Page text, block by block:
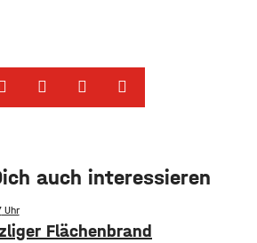
auch interessieren
Flächenbrand